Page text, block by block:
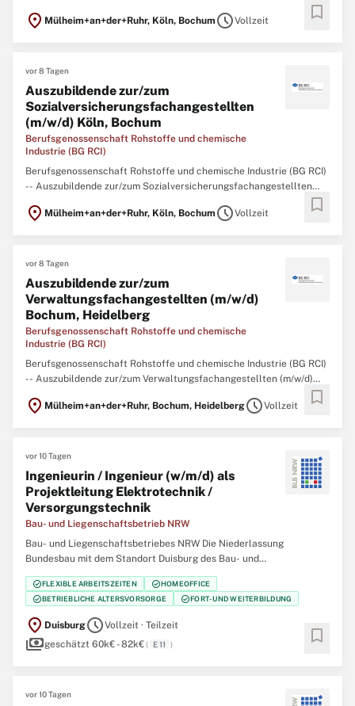
Sozialversicherung von morgen – Studieren Sie mit Vision! Die BG
location_on Mülheim+an+der+Ruhr, Köln, Bochum scheduleVollzeit bookmark
vor 8 Tagen
Auszubildende zur/zum
Sozialversicherungsfachangestellten
(m/w/d) Köln, Bochum
Berufsgenossenschaft Rohstoffe und chemische
Industrie (BG RCI)
Berufsgenossenschaft Rohstoffe und chemische Industrie (BG RCI)
-- Auszubildende zur/zum Sozialversicherungsfachangestellten
Beginnen Sie Ihre Ausbildung in der Sozialversicherung! Die BG RCI
location_on Mülheim+an+der+Ruhr, Köln, Bochum scheduleVollzeit bookmark
vor 8 Tagen
Auszubildende zur/zum
Verwaltungsfachangestellten (m/w/d)
Bochum, Heidelberg
Berufsgenossenschaft Rohstoffe und chemische
Industrie (BG RCI)
Berufsgenossenschaft Rohstoffe und chemische Industrie (BG RCI)
-- Auszubildende zur/zum Verwaltungsfachangestellten (m/w/d)
Beginnen Sie Ihre Ausbildung in der Sozialversicherung! Die BG RCI
location_on Mülheim+an+der+Ruhr, Bochum, HeidelbergscheduleVollzeit bookmark
vor 10 Tagen
Ingenieurin / Ingenieur (w/m/d) als
Projektleitung Elektrotechnik /
Versorgungstechnik
Bau- und Liegenschaftsbetrieb NRW
Bau- und Liegenschaftsbetriebes NRW Die Niederlassung
Bundesbau mit dem Standort Duisburg des Bau- und
Liegenschaftsbetriebes des Landes Nordrhein‑Westfalen (BLB
NRW) sucht zum nächstmöglichen Zeitpunkt eine/einen Ingenieurin
/ Ingenieur (w/m/d) als Projektleitung Elektrotechnik /
check_circleFLEXIBLE ARBEITSZEITEN check_circleHOMEOFFICE
check_circleBETRIEBLICHE ALTERSVORSORGE check_circleFORT- UND WEITERBILDUNG
location_on DuisburgscheduleVollzeit · Teilzeit
paymentsgeschätzt 60k€ - 82k€( E 11 ) bookmark
vor 10 Tagen